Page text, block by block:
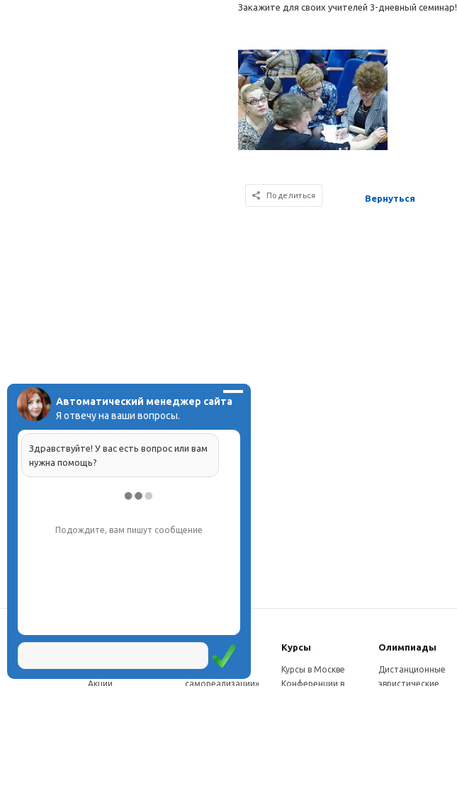
Закажите для своих учителей 3-дневный семинар!
Поделиться Вернуться
Проекты Курсы Олимпиады
Новости
Акции
Проект «Школа
самореализации»
Курсы в Москве
Конференции в
Дистанционные
эвристические
Автоматический менеджер сайта
Я отвечу на ваши вопросы.
Здравствуйте! У вас есть вопрос или вам
нужна помощь?
Напишите, что вас интересует, и мы вам